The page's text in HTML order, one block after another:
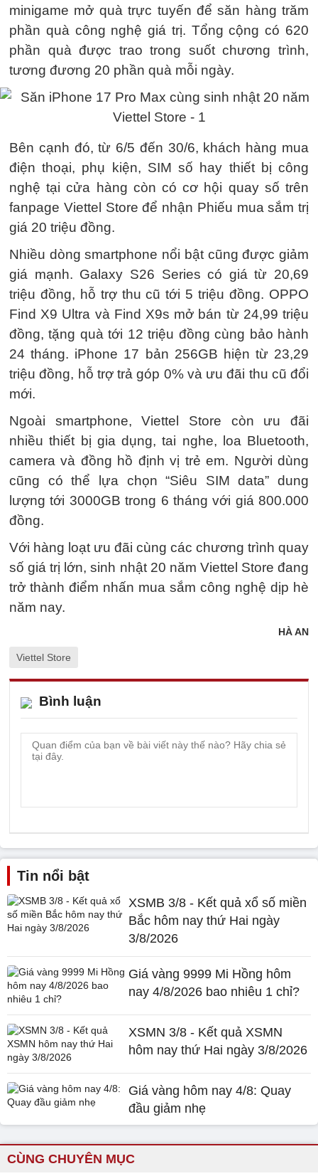
minigame mở quà trực tuyến để săn hàng trăm
phần quà công nghệ giá trị. Tổng cộng có 620
phần quà được trao trong suốt chương trình,
tương đương 20 phần quà mỗi ngày.
Bên cạnh đó, từ 6/5 đến 30/6, khách hàng mua
điện thoại, phụ kiện, SIM số hay thiết bị công
nghệ tại cửa hàng còn có cơ hội quay số trên
fanpage Viettel Store để nhận Phiếu mua sắm trị
giá 20 triệu đồng.
Nhiều dòng smartphone nổi bật cũng được giảm
giá mạnh. Galaxy S26 Series có giá từ 20,69
triệu đồng, hỗ trợ thu cũ tới 5 triệu đồng. OPPO
Find X9 Ultra và Find X9s mở bán từ 24,99 triệu
đồng, tặng quà tới 12 triệu đồng cùng bảo hành
24 tháng. iPhone 17 bản 256GB hiện từ 23,29
triệu đồng, hỗ trợ trả góp 0% và ưu đãi thu cũ đổi
mới.
Ngoài smartphone, Viettel Store còn ưu đãi
nhiều thiết bị gia dụng, tai nghe, loa Bluetooth,
camera và đồng hồ định vị trẻ em. Người dùng
cũng có thể lựa chọn “Siêu SIM data” dung
lượng tới 3000GB trong 6 tháng với giá 800.000
đồng.
Với hàng loạt ưu đãi cùng các chương trình quay
số giá trị lớn, sinh nhật 20 năm Viettel Store đang
trở thành điểm nhấn mua sắm công nghệ dịp hè
năm nay.
HÀ AN
Viettel Store
Bình luận
Tin nổi bật
XSMB 3/8 - Kết quả xổ số miền
Bắc hôm nay thứ Hai ngày
3/8/2026
Giá vàng 9999 Mi Hồng hôm
nay 4/8/2026 bao nhiêu 1 chỉ?
XSMN 3/8 - Kết quả XSMN
hôm nay thứ Hai ngày 3/8/2026
Giá vàng hôm nay 4/8: Quay
đầu giảm nhẹ
CÙNG CHUYÊN MỤC